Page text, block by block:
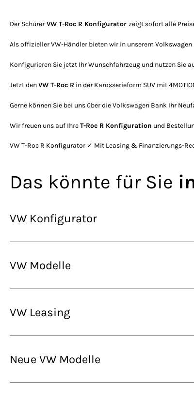
Der Schürer VW T-Roc R Konfigurator zeigt sofort alle
Als offizieller VW-Händler bieten wir in unserem
Konfigurieren Sie jetzt Ihr Wunschfahrzeug und nutzen Sie
Jetzt denVW T-Roc R in der Karosserieform SUV mit
Gerne können Sie bei uns über die Volkswagen Bank Ihr
Wir freuen uns auf IhreT-Roc R Konfiguration und
VW T-Roc R Konfigurator ✓ Mit Leasing & Finanzierungs-
Das könnte für Sie
VW Konfigurator
VW Modelle
VW Leasing
Neue VW Modelle